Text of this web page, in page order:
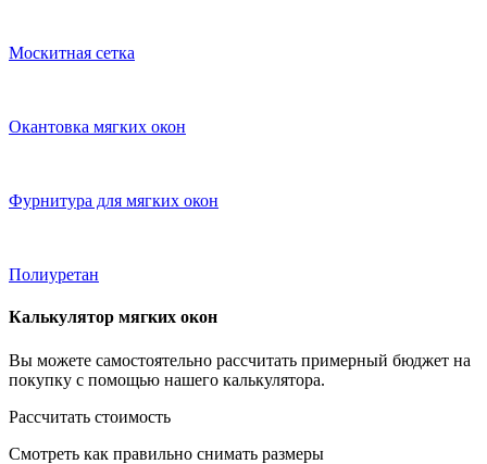
Москитная сетка
Окантовка мягких окон
Фурнитура для мягких окон
Полиуретан
Калькулятор мягких окон
Вы можете самостоятельно рассчитать примерный бюджет на
покупку с помощью нашего калькулятора.
Рассчитать стоимость
Смотреть как правильно снимать размеры